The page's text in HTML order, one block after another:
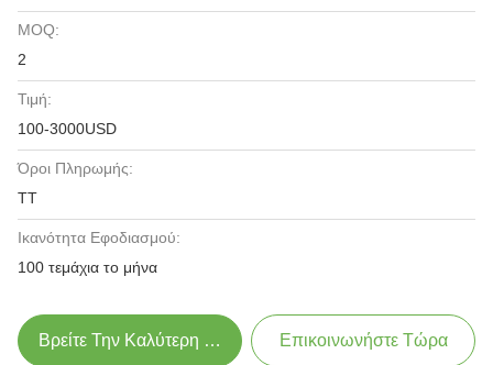
MOQ:
2
Τιμή:
100-3000USD
Όροι Πληρωμής:
TT
Ικανότητα Εφοδιασμού:
100 τεμάχια το μήνα
Βρείτε Την Καλύτερη Τιμή Επικοινωνήστε Τώρα